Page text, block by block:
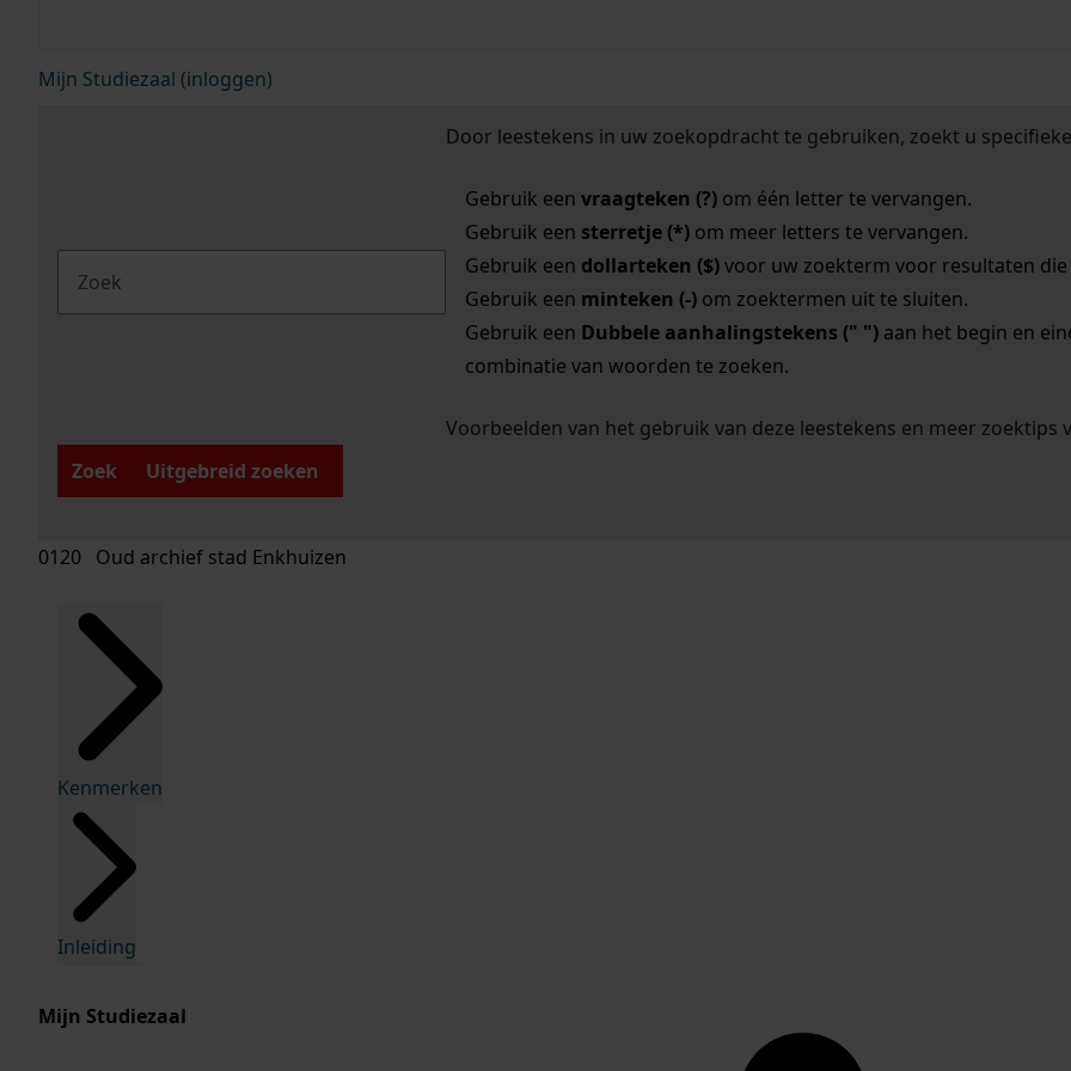
Mijn Studiezaal (inloggen)
Door leestekens in uw zoekopdracht te gebruiken, zoekt u
Gebruik een vraagteken (?)om één letter te vervangen.
Gebruik een sterretje (*)om meer letters te vervangen.
Gebruik een dollarteken ($)voor uw zoekterm voor resultaten die
Gebruik een minteken (-)om zoektermen uit te sluiten.
Gebruik een Dubbele aanhalingstekens (" ")aan het begin en
combinatie van woorden te zoeken.
Voorbeelden van het gebruik van deze leestekens en meer zoektips
Zoek
Uitgebreid zoeken
0120 Oud archief stad Enkhuizen
Kenmerken
Inleiding
Mijn Studiezaal